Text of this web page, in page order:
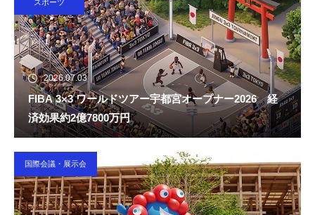
スポーツ
2026.07.03
FIBA 3×3 ワールドツアー宇都宮オープナー2026 経
済効果約2億7800万円
国際会議・展示会